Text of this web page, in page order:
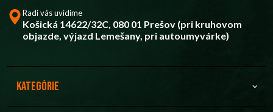
Radi vás uvidíme
Košická 14622/32C, 080 01 Prešov (pri kruhovom
objazde, výjazd Lemešany, pri autoumyvárke)
Kategórie